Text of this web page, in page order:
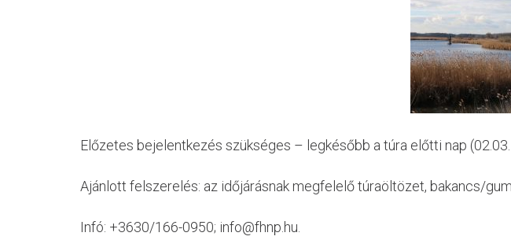
Előzetes bejelentkezés szükséges – legkésőbb a túra előtti nap
Ajánlott felszerelés: az időjárásnak megfelelő túraöltözet, bakancs/
Infó: +3630/166-0950; info@fhnp.hu.